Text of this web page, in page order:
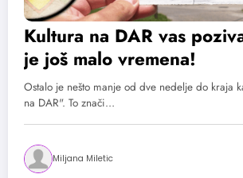
Kultura na DAR vas
je još malo vremena!
Ostalo je nešto manje od dve nedelje do kraja
na DAR". To znači…
Miljana Miletic